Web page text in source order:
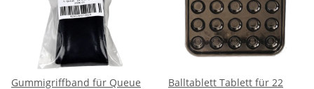
Gummigriffband für Queue
Balltablett Tablett für 22